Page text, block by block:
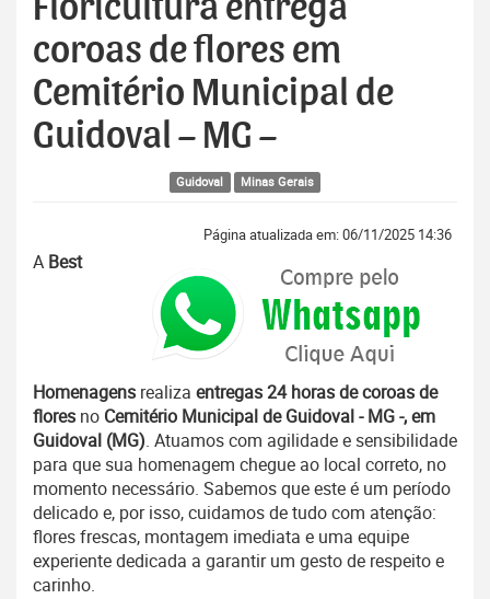
Floricultura entrega
coroas de flores em
Cemitério Municipal de
Guidoval – MG –
Guidoval Minas Gerais
Página atualizada em: 06/11/2025 14:36
A Best
Homenagens realiza entregas 24 horas de coroas de
flores no Cemitério Municipal de Guidoval - MG -, em
Guidoval (MG). Atuamos com agilidade e sensibilidade
para que sua homenagem chegue ao local correto, no
momento necessário. Sabemos que este é um período
delicado e, por isso, cuidamos de tudo com atenção:
flores frescas, montagem imediata e uma equipe
experiente dedicada a garantir um gesto de respeito e
carinho.